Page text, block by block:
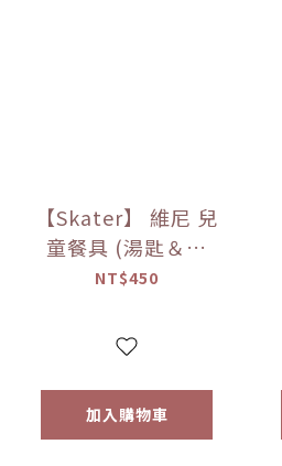
【Skater】 維尼 兒
童餐具 (湯匙＆叉
子)
NT$450
加入購物車